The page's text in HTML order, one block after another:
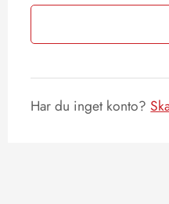
Har du inget konto?